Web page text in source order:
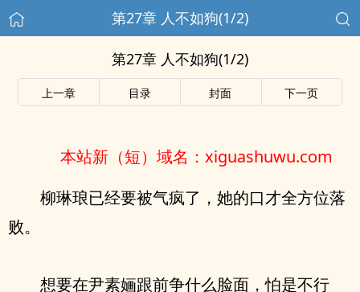
第27章 人不如狗(1/2)
第27章 人不如狗(1/2)
上一章 目录 封面 下一页
本站新（短）域名：xiguashuwu.com
柳琳琅已经要被气疯了，她的口才全方位落
败。
想要在尹素婳跟前争什么脸面，怕是不行